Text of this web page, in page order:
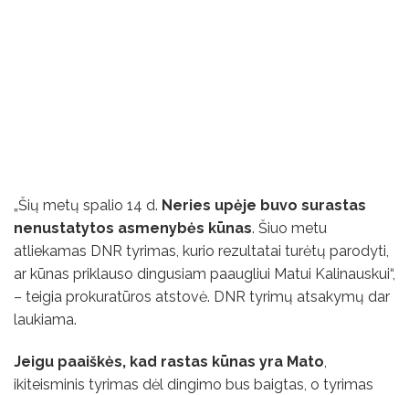
„Šių metų spalio 14 d. Neries upėje buvo surastas
nenustatytos asmenybės kūnas. Šiuo metu
atliekamas DNR tyrimas, kurio rezultatai turėtų parodyti,
ar kūnas priklauso dingusiam paaugliui Matui Kalinauskui“,
– teigia prokuratūros atstovė. DNR tyrimų atsakymų dar
laukiama.
Jeigu paaiškės, kad rastas kūnas yra Mato
ikiteisminis tyrimas dėl dingimo bus baigtas, o tyrimas